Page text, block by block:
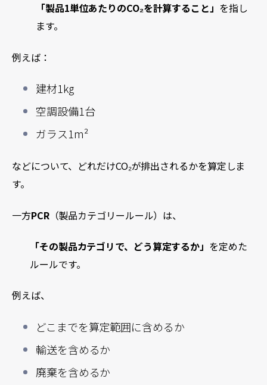
「製品1単位あたりのCO₂を計算すること」 を指し
ます。
例えば：
建材1kg
空調設備1台
ガラス1m²
などについて、どれだけCO₂が排出されるかを算定しま
す。
一方PCR（製品カテゴリールール）は、
「その製品カテゴリで、どう算定するか」 を定めた
ルールです。
例えば、
どこまでを算定範囲に含めるか
輸送を含めるか
廃棄を含めるか